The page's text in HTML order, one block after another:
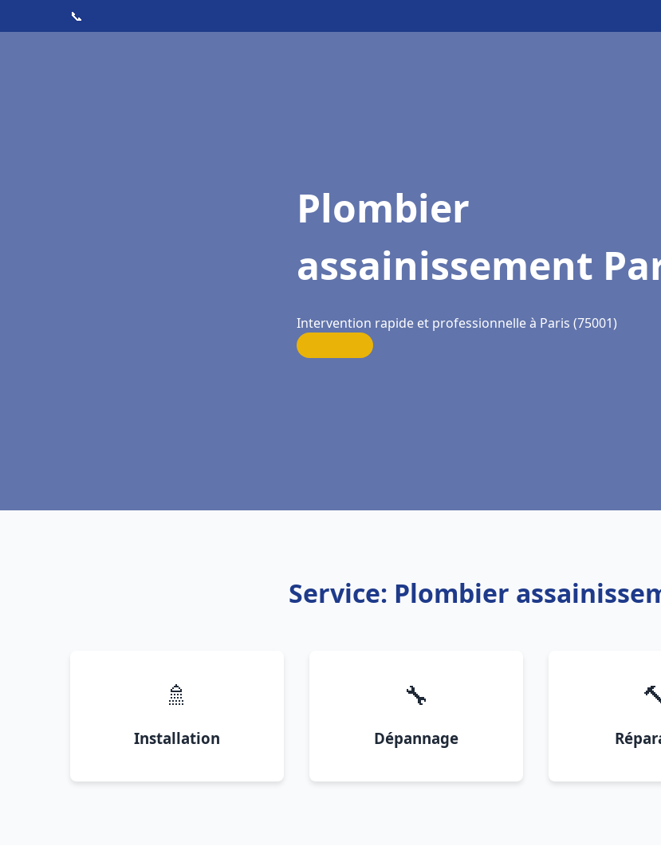
📞
Plombier
assainissement
Intervention rapide et professionnelle à Paris (75001)
Service: Plombier
🚿
Installation
🔧
Dépannage